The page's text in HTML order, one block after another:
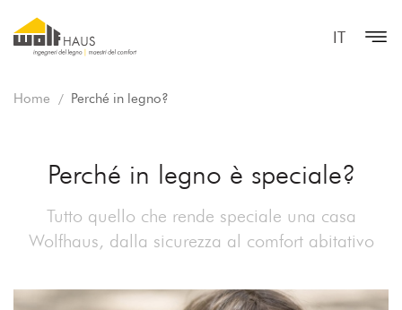
IT
Home Perché in legno?
Perché in legno è speciale?
Tutto quello che rende speciale una casa
Wolfhaus, dalla sicurezza al comfort abitativo